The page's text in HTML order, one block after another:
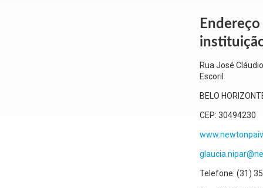
Endereço
Rua José
Escoril
BELO
CEP: 30494230
Telefone: (31)